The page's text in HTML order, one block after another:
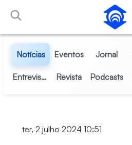
Pular para o Conteúdo principal
Notícias Eventos Jornal
Entrevistas Revista Podcasts
ter, 2 julho 2024 10:51